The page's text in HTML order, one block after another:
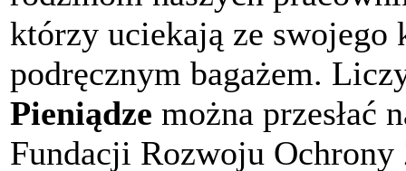
którzy uciekają ze
podręcznym bagażem.
Pieniądze można przesłać
Fundacji Rozwoju